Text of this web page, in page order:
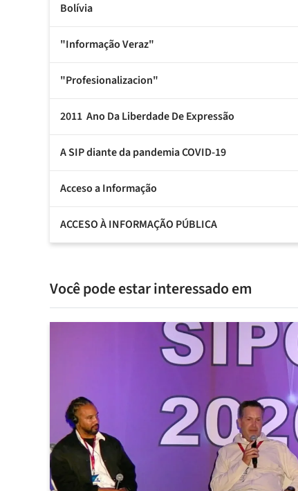
Bolívia
"Informação Veraz"
"Profesionalizacion"
2011  Ano Da Liberdade De Expressão
A SIP diante da pandemia COVID-19
Acceso a Informação
ACCESO À INFORMAÇÃO PÚBLICA
Você pode estar interessado em